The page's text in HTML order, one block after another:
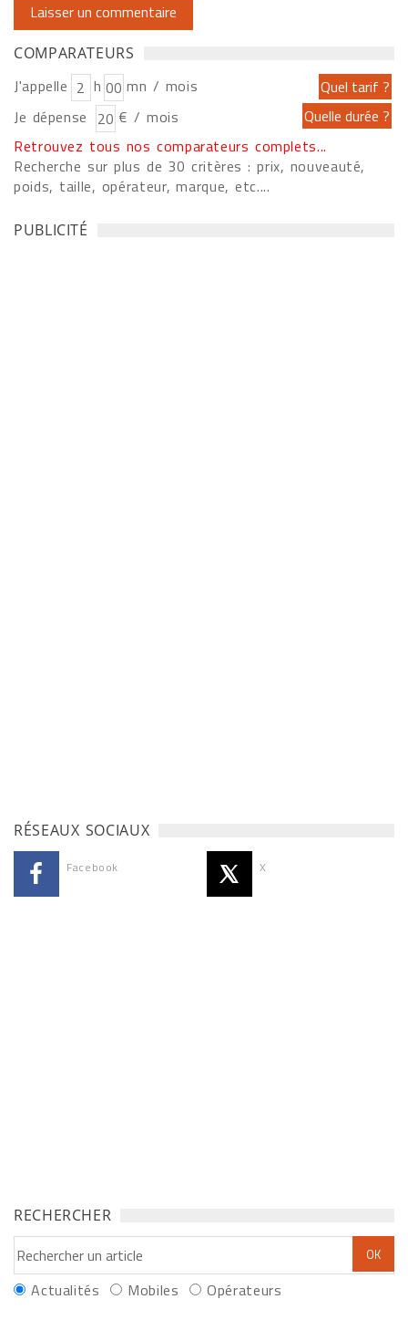
COMPARATEURS
J'appelle h
mn / mois
Je dépense
€ / mois
Retrouvez tous nos comparateurs complets...
Recherche sur plus de 30 critères : prix, nouveauté,
poids, taille, opérateur, marque, etc....
PUBLICITÉ
RÉSEAUX SOCIAUX
Facebook X
RECHERCHER
Actualités Mobiles Opérateurs